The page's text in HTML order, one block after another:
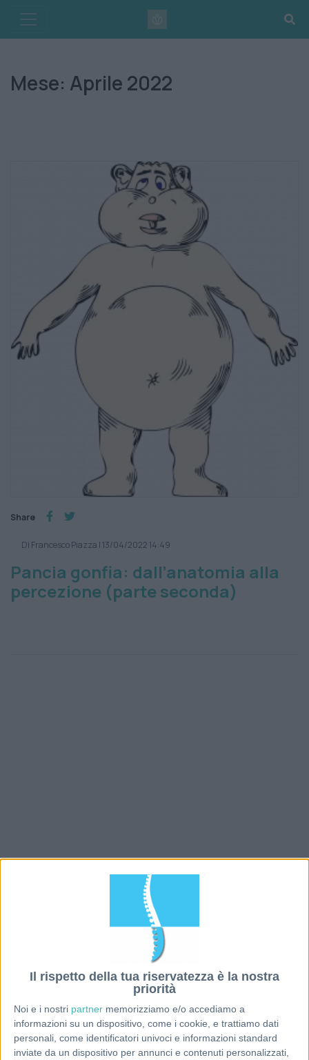
Il rispetto della tua riservatezza è la nostra
priorità
Noi e i nostri partner memorizziamo e/o accediamo a
informazioni su un dispositivo, come i cookie, e trattiamo dati
personali, come identificatori univoci e informazioni standard
inviate da un dispositivo per annunci e contenuti personalizzati,
content
Mese: Aprile 2022
Share
Di Francesco Piazza | 13/04/2022 14:49
Pancia gonfia: dall’anatomia alla
percezione (parte seconda)